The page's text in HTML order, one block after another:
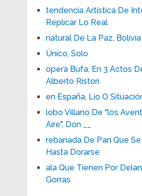
tendencia Artística De
Replicar Lo Real
natural De La Paz, Bolivia
Único, Solo
opera Bufa, En 3 Actos
Alberto Ristori
en España, Lío O
lobo Villano De "los
Aire", Don __
rebanada De Pan Que
Hasta Dorarse
ala Que Tienen Por
Gorras